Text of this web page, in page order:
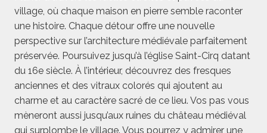
village, où chaque maison en pierre semble raconter
une histoire. Chaque détour offre une nouvelle
perspective sur l’architecture médiévale parfaitement
préservée. Poursuivez jusqu’à l’église Saint-Cirq datant
du 16e siècle. À l’intérieur, découvrez des fresques
anciennes et des vitraux colorés qui ajoutent au
charme et au caractère sacré de ce lieu. Vos pas vous
mèneront aussi jusqu’aux ruines du château médiéval
qui surplombe le village. Vous pourrez y admirer une